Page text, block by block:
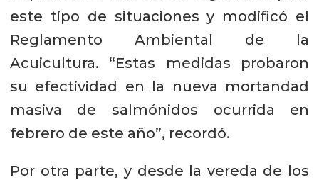
este tipo de situaciones y modificó el
Reglamento Ambiental de la
Acuicultura. “Estas medidas probaron
su efectividad en la nueva mortandad
masiva de salmónidos ocurrida en
febrero de este año”, recordó.
Por otra parte, y desde la vereda de los